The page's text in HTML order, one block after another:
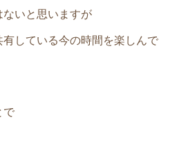
いと思いますが
有している今の時間を楽しんで
で